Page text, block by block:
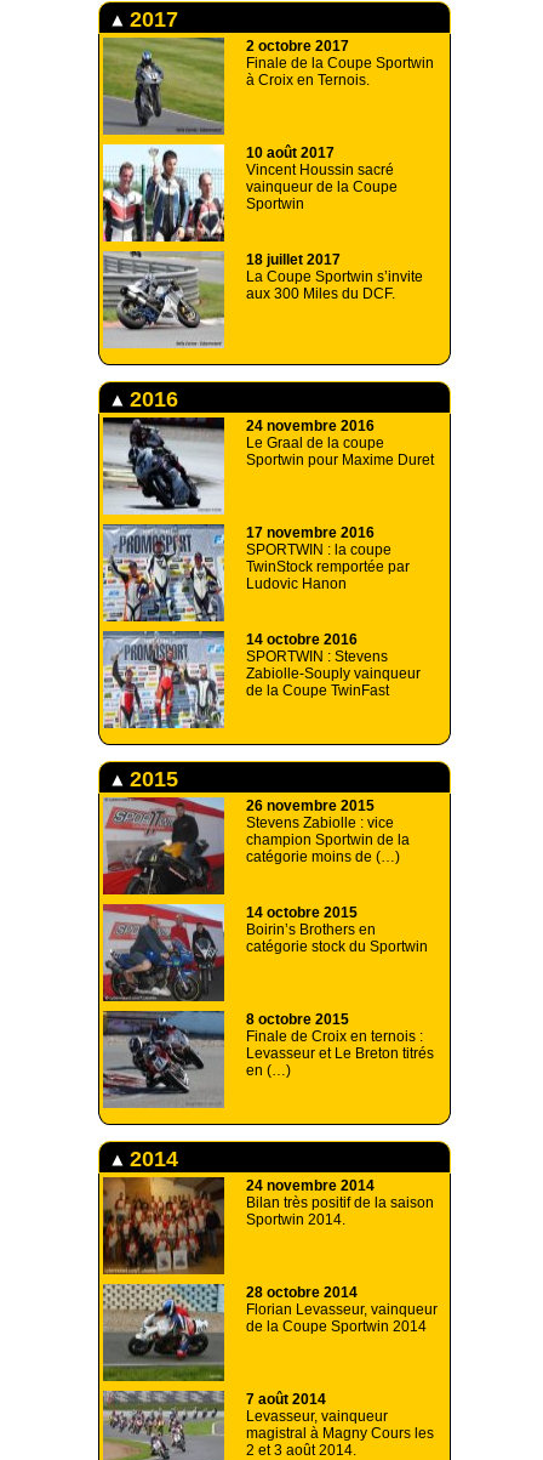
2017
2 octobre 2017
Finale de la Coupe Sportwin
à Croix en Ternois.
10 août 2017
Vincent Houssin sacré
vainqueur de la Coupe
Sportwin
18 juillet 2017
La Coupe Sportwin s’invite
aux 300 Miles du DCF.
2016
24 novembre 2016
Le Graal de la coupe
Sportwin pour Maxime Duret
17 novembre 2016
SPORTWIN : la coupe
TwinStock remportée par
Ludovic Hanon
14 octobre 2016
SPORTWIN : Stevens
Zabiolle-Souply vainqueur
de la Coupe TwinFast
2015
26 novembre 2015
Stevens Zabiolle : vice
champion Sportwin de la
catégorie moins de (…)
14 octobre 2015
Boirin’s Brothers en
catégorie stock du Sportwin
8 octobre 2015
Finale de Croix en ternois :
Levasseur et Le Breton titrés
en (…)
2014
24 novembre 2014
Bilan très positif de la saison
Sportwin 2014.
28 octobre 2014
Florian Levasseur, vainqueur
de la Coupe Sportwin 2014
7 août 2014
Levasseur, vainqueur
magistral à Magny Cours les
2 et 3 août 2014.